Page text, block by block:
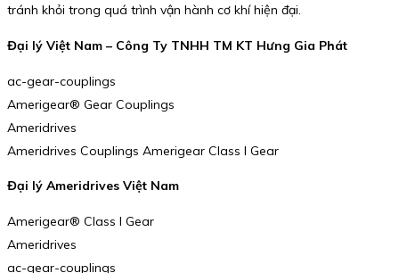
tránh khỏi trong quá trình vận hành cơ khí hiện đại.
Đại lý Việt Nam – Công Ty TNHH TM KT Hưng Gia Phát
ac-gear-couplings
Amerigear® Gear Couplings
Ameridrives
Ameridrives Couplings Amerigear Class I Gear
Đại lý Ameridrives Việt Nam
Amerigear® Class I Gear
Ameridrives
ac-gear-couplings